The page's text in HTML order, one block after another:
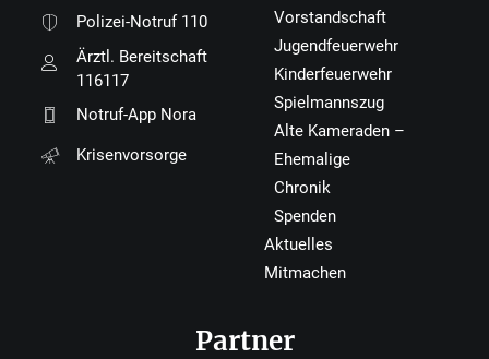
Polizei-Notruf 110
Ärztl. Bereitschaft
116117
Notruf-App Nora
Krisenvorsorge
Vorstandschaft
Jugendfeuerwehr
Kinderfeuerwehr
Spielmannszug
Alte Kameraden –
Ehemalige
Chronik
Spenden
Aktuelles
Mitmachen
Partner